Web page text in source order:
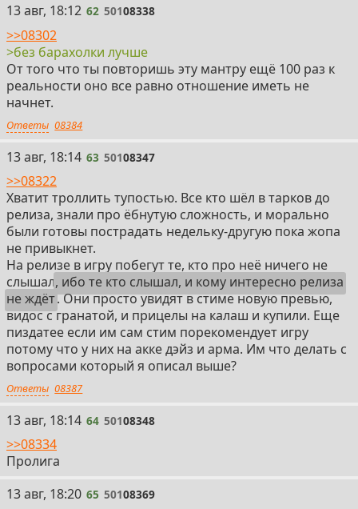
62
13 авг, 18:12 62 50108338
>>08302
>без барахолки лучше
От того что ты повторишь эту мантру ещё 100 раз к
реальности оно все равно отношение иметь не
начнет.
Ответы 08384
63
13 авг, 18:14 63 50108347
>>08322
Хватит троллить тупостью. Все кто шёл в тарков до
релиза, знали про ёбнутую сложность, и морально
были готовы пострадать недельку-другую пока жопа
не привыкнет.
На релизе в игру побегут те, кто про неё ничего не
слышал, ибо те кто слышал, и кому интересно релиза
не ждёт. Они просто увидят в стиме новую превью,
видос с гранатой, и прицелы на калаш и купили. Еще
пиздатее если им сам стим порекомендует игру
потому что у них на акке дэйз и арма. Им что делать с
вопросами который я описал выше?
Ответы 08387
64
13 авг, 18:14 64 50108348
>>08334
Пролига
65
13 авг, 18:20 65 50108369